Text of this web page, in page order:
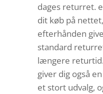
dages returret.
dit køb på
efterhånden
standard
længere
giver dig også
et stort udvalg,